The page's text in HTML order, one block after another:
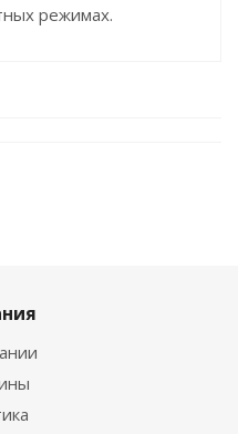
режимах.